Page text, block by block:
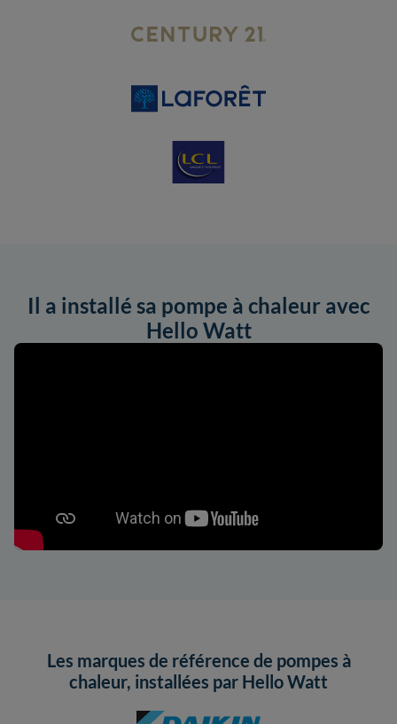
Il a installé sa pompe à chaleur avec
Hello Watt
Les marques de référence de pompes à
chaleur, installées par Hello Watt